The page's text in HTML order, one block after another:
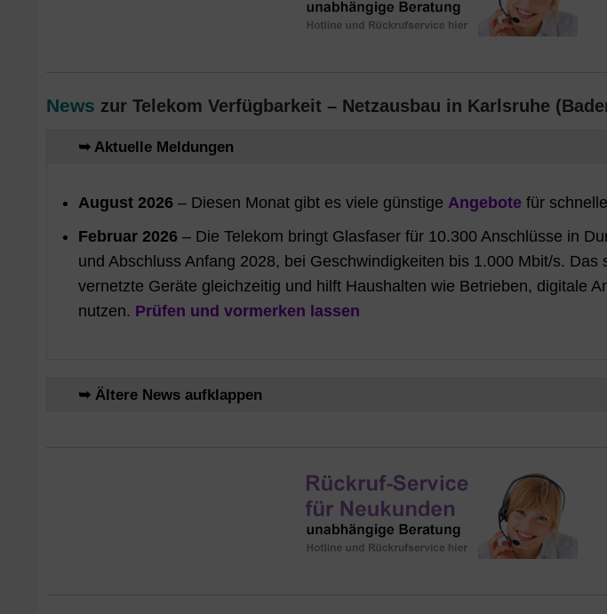
News zur Telekom Verfügbarkeit – Netzausbau in Karlsruhe
➥ Aktuelle Meldungen
August 2026 – Diesen Monat gibt es viele günstige Angebote für
Februar 2026 – Die Telekom bringt Glasfaser für 10.300 Anschlüsse in
und Abschluss Anfang 2028, bei Geschwindigkeiten bis 1.000 Mbit/s. Das
vernetzte Geräte gleichzeitig und hilft Haushalten wie Betrieben, digitale
nutzen. Prüfen und vormerken lassen
➥ Ältere News aufklappen